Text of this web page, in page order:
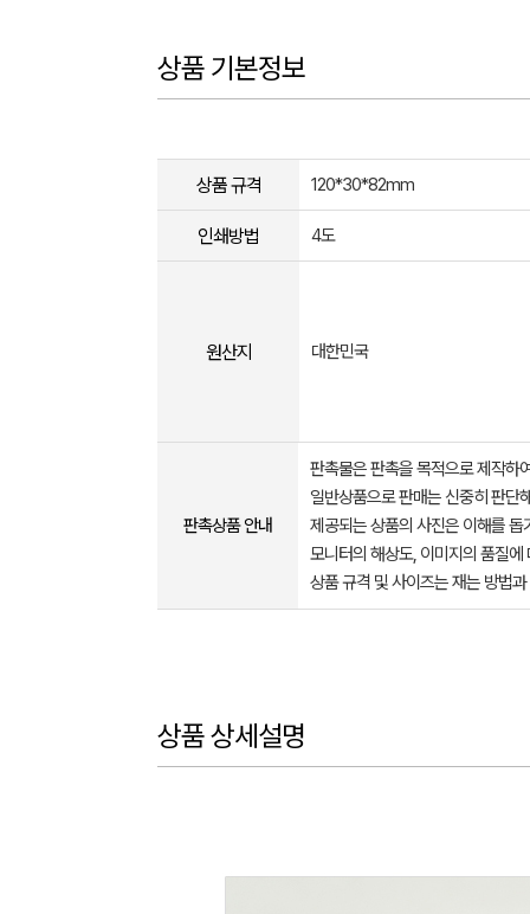
상품 기본정보
상품 규격 120*30*82mm
인쇄방법 4도
원산지 대한민국
판촉상품 안내
판촉물은 판촉을 목적으로 제작하
일반상품으로 판매는 신중히 판단
제공되는 상품의 사진은 이해를
모니터의 해상도, 이미지의 품질
상품 규격 및 사이즈는 재는 방법
상품 상세설명